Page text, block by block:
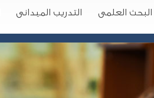
البحث العلمى التدريب الميدانى